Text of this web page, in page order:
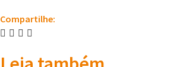
Compartilhe: